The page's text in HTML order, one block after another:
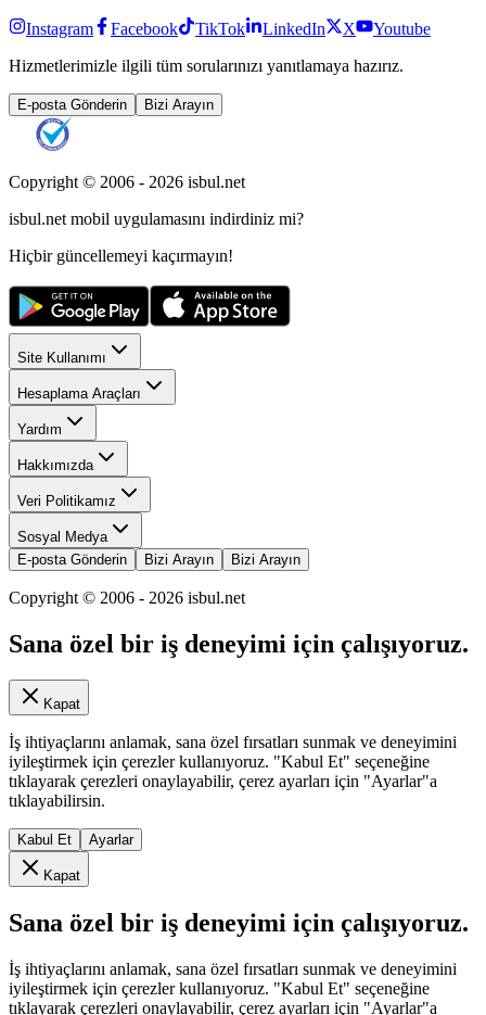
Instagram Facebook TikTok LinkedIn X
Youtube
Hizmetlerimizle ilgili tüm sorularınızı yanıtlamaya hazırız.
E-posta Gönderin Bizi Arayın
Copyright © 2006 - 2026 isbul.net
isbul.net mobil uygulamasını indirdiniz mi?
Hiçbir güncellemeyi kaçırmayın!
Site Kullanımı
Hesaplama Araçları
Yardım
Hakkımızda
Veri Politikamız
Sosyal Medya
E-posta Gönderin
Bizi Arayın Bizi Arayın
Copyright © 2006 - 2026 isbul.net
Sana özel bir iş deneyimi için çalışıyoruz.
Kapat
İş ihtiyaçlarını anlamak, sana özel fırsatları sunmak ve deneyimini
iyileştirmek için çerezler kullanıyoruz. "Kabul Et" seçeneğine
tıklayarak çerezleri onaylayabilir, çerez ayarları için "Ayarlar"a
tıklayabilirsin.
Kabul Et Ayarlar
Kapat
Sana özel bir iş deneyimi için çalışıyoruz.
İş ihtiyaçlarını anlamak, sana özel fırsatları sunmak ve deneyimini
iyileştirmek için çerezler kullanıyoruz. "Kabul Et" seçeneğine
tıklayarak çerezleri onaylayabilir, çerez ayarları için "Ayarlar"a